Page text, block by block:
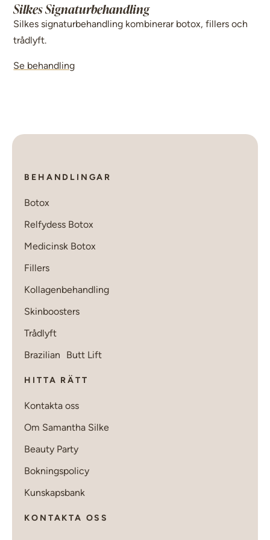
Silkes Signaturbehandling
Silkes signaturbehandling kombinerar botox, fillers och
trådlyft.
Se behandling
BEHANDLINGAR
Botox
Relfydess Botox
Medicinsk Botox
Fillers
Kollagenbehandling
Skinboosters
Trådlyft
Brazilian Butt Lift
HITTA RÄTT
Kontakta oss
Om Samantha Silke
Beauty Party
Bokningspolicy
Kunskapsbank
KONTAKTA OSS